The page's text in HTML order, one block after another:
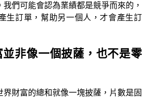
們可能會認為業績都是競爭而來的，
生訂單，幫助另一個人，才會產生訂
非像一個披薩，也不是零
財富的總和就像一塊披薩，片數是固